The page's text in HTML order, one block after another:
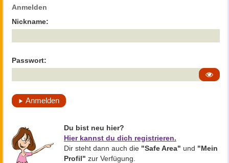
Anmelden
Nickname:
Passwort:
Anmelden
Du bist neu hier?
Hier kannst du dich registrieren.
Dir steht dann auch die "Safe Area" und "Mein
Profil" zur Verfügung.